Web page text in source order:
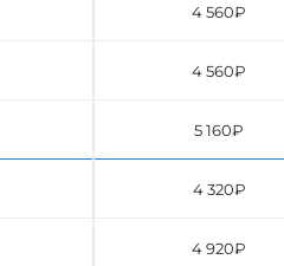
4 560₽
4 560₽
5 160₽
4 320₽
4 920₽